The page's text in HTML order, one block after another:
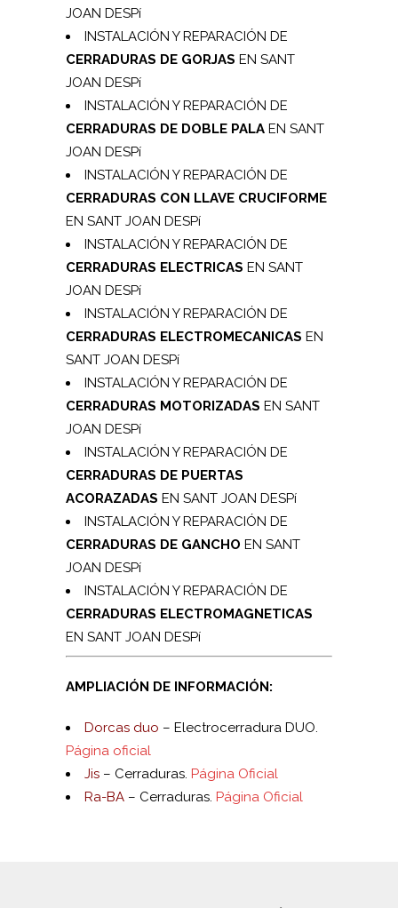
JOAN DESPí
INSTALACIÓN Y REPARACIÓN DE
CERRADURAS DE GORJAS EN SANT
JOAN DESPí
INSTALACIÓN Y REPARACIÓN DE
CERRADURAS DE DOBLE PALA EN SANT
JOAN DESPí
INSTALACIÓN Y REPARACIÓN DE
CERRADURAS CON LLAVE CRUCIFORME
EN SANT JOAN DESPí
INSTALACIÓN Y REPARACIÓN DE
CERRADURAS ELECTRICAS EN SANT
JOAN DESPí
INSTALACIÓN Y REPARACIÓN DE
CERRADURAS ELECTROMECANICAS EN
SANT JOAN DESPí
INSTALACIÓN Y REPARACIÓN DE
CERRADURAS MOTORIZADAS EN SANT
JOAN DESPí
INSTALACIÓN Y REPARACIÓN DE
CERRADURAS DE PUERTAS
ACORAZADAS EN SANT JOAN DESPí
INSTALACIÓN Y REPARACIÓN DE
CERRADURAS DE GANCHO EN SANT
JOAN DESPí
INSTALACIÓN Y REPARACIÓN DE
CERRADURAS ELECTROMAGNETICAS
EN SANT JOAN DESPí
AMPLIACIÓN DE INFORMACIÓN:
Dorcas duo – Electrocerradura DUO.
Página oficial
Jis – Cerraduras. Página Oficial
Ra-BA – Cerraduras. Página Oficial